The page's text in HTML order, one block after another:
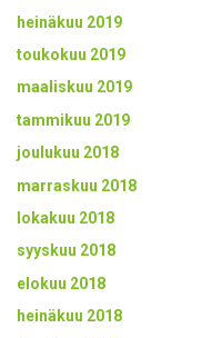
heinäkuu 2019
toukokuu 2019
maaliskuu 2019
tammikuu 2019
joulukuu 2018
marraskuu 2018
lokakuu 2018
syyskuu 2018
elokuu 2018
heinäkuu 2018